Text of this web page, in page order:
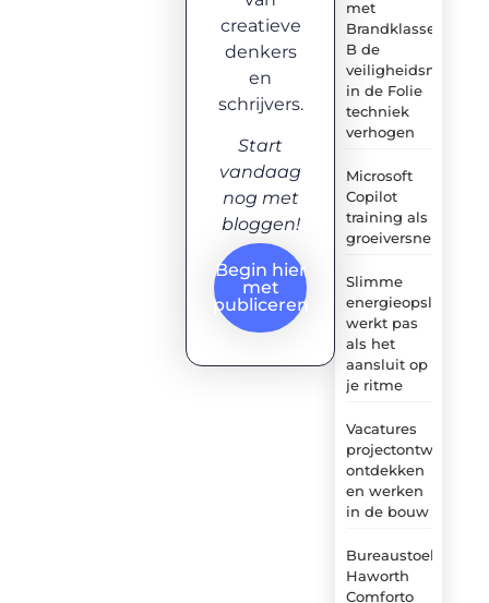
met
Brandklasse
B de
veiligheidsnormen
in de Folie
techniek
verhogen
Microsoft
Copilot
training als
groeiversneller
Slimme
energieopslag
werkt pas
als het
aansluit op
je ritme
Vacatures
ontdekken
en werken
in de bouw
Bureaustoel
Haworth
Comforto
creatieve
denkers
en
schrijvers.
Start
vandaag
nog met
bloggen!
Begin hier
met
publiceren